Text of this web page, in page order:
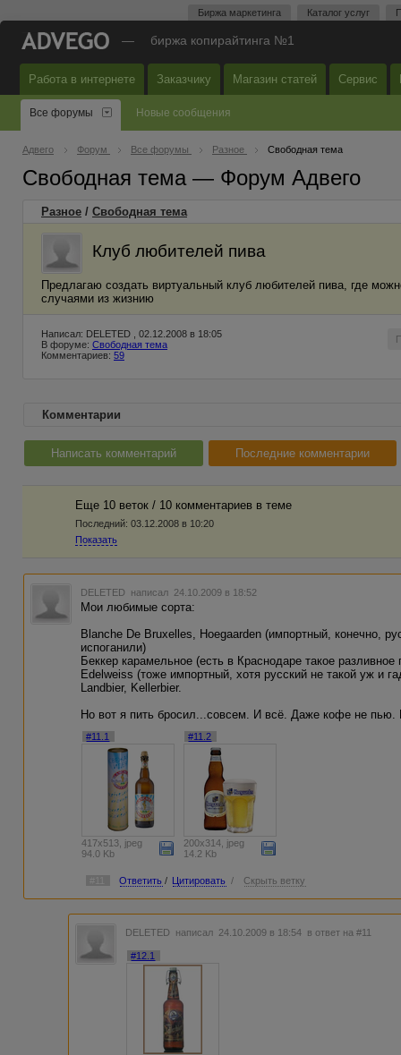
Биржа маркетинга Каталог услуг
— биржа копирайтинга №1
Работа в интернете Заказчику Магазин статей Сервис
Все форумы Новые сообщения
Адвего Форум Все форумы Разное Свободная тема
Свободная тема — Форум Адвего
Разное / Свободная тема
Клуб любителей пива
Предлагаю создать виртуальный клуб любителей пива, где
случаями из жизнию
Написал: DELETED , 02.12.2008 в 18:05
В форуме: Свободная тема
Комментариев: 59
Комментарии
Написать комментарий Последние комментарии
Еще 10 веток / 10 комментариев в темe
Последний: 03.12.2008 в 10:20
Показать
DELETED написал 24.10.2009 в 18:52
Мои любимые сорта:
Blanche De Bruxelles, Hoegaarden (импортный, конечно,
испоганили)
Беккер карамельное (есть в Краснодаре такое разливное
Edelweiss (тоже импортный, хотя русский не такой уж и
Landbier, Kellerbier.
Но вот я пить бросил...совсем. И всё. Даже кофе не пью.
#11.1
417x513, jpeg
94.0 Kb
#11.2
200x314, jpeg
14.2 Kb
Ответить / Цитировать / Скрыть ветку
DELETED написал 24.10.2009 в 18:54 в ответ на #11
#12.1